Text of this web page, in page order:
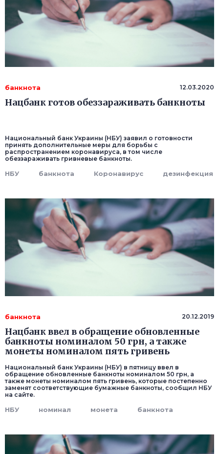
банкнота 12.03.2020
Нацбанк готов обеззараживать банкноты
Национальный банк Украины (НБУ) заявил о готовности
принять дополнительные меры для борьбы с
распространением коронавируса, в том числе
обеззараживать гривневые банкноты.
НБУ банкнота Коронавирус дезинфекция
банкнота 20.12.2019
Нацбанк ввел в обращение обновленные
банкноты номиналом 50 грн, а также
монеты номиналом пять гривень
Национальный банк Украины (НБУ) в пятницу ввел в
обращение обновленные банкноты номиналом 50 грн, а
также монеты номиналом пять гривень, которые постепенно
заменят соответствующие бумажные банкноты, сообщил НБУ
на сайте.
НБУ номинал монета банкнота